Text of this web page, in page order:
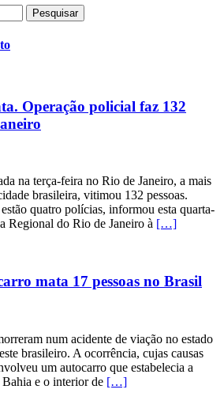
Operação policial faz 132
na terça-feira no Rio de Janeiro, a mais
brasileira, vitimou 132 pessoas.
quatro polícias, informou esta quarta-
Regional do Rio de Janeiro à […]
mata 17 pessoas no Brasil
num acidente de viação no estado
brasileiro. A ocorrência, cujas causas
um autocarro que estabelecia a
e o interior de […]